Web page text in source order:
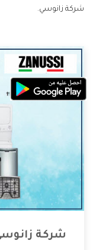
شركة زانوسي.
شركة